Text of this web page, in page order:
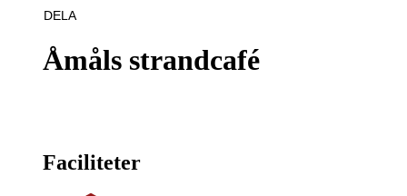
Åmåls strandcafé
DELA
Faciliteter